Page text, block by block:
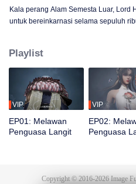
Kala perang Alam Semesta Luar, Lord
untuk bereinkarnasi selama sepuluh
membangkitkan ingatan akan
tingkat Dewa dan giat berlatih demi
Tan Yun membalas kematian
Playlist
VIP
EP01: Melawan
Penguasa Langit
VIP
EP02:
Penguasa
Copyright © 2016-2026Image